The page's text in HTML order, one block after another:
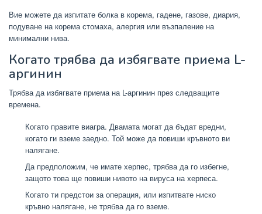
Вие можете да изпитате болка в корема, гадене, газове, диария,
подуване на корема стомаха, алергия или възпаление на
минимални нива.
Когато трябва да избягвате приема L-
аргинин
Трябва да избягвате приема на L-аргинин през следващите
времена.
Когато правите виагра. Двамата могат да бъдат вредни,
когато ги вземе заедно. Той може да повиши кръвното ви
налягане.
Да предположим, че имате херпес, трябва да го избегне,
защото това ще повиши нивото на вируса на херпеса.
Когато ти предстои за операция, или изпитвате ниско
кръвно налягане, не трябва да го вземе.